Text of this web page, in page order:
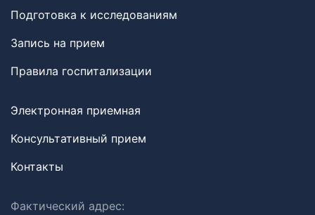
Подготовка к исследованиям
Запись на прием
Правила госпитализации
Электронная приемная
Консультативный прием
Контакты
Фактический адрес: